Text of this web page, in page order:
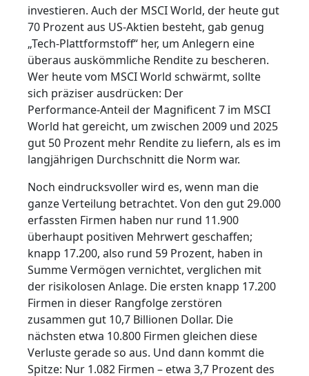
investieren. Auch der MSCI World, der heute gut
70 Prozent aus US‑Aktien besteht, gab genug
„Tech‑Plattformstoff“ her, um Anlegern eine
überaus auskömmliche Rendite zu bescheren.
Wer heute vom MSCI World schwärmt, sollte
sich präziser ausdrücken: Der
Performance‑Anteil der Magnificent 7 im MSCI
World hat gereicht, um zwischen 2009 und 2025
gut 50 Prozent mehr Rendite zu liefern, als es im
langjährigen Durchschnitt die Norm war.
Noch eindrucksvoller wird es, wenn man die
ganze Verteilung betrachtet. Von den gut 29.000
erfassten Firmen haben nur rund 11.900
überhaupt positiven Mehrwert geschaffen;
knapp 17.200, also rund 59 Prozent, haben in
Summe Vermögen vernichtet, verglichen mit
der risikolosen Anlage. Die ersten knapp 17.200
Firmen in dieser Rangfolge zerstören
zusammen gut 10,7 Billionen Dollar. Die
nächsten etwa 10.800 Firmen gleichen diese
Verluste gerade so aus. Und dann kommt die
Spitze: Nur 1.082 Firmen – etwa 3,7 Prozent des